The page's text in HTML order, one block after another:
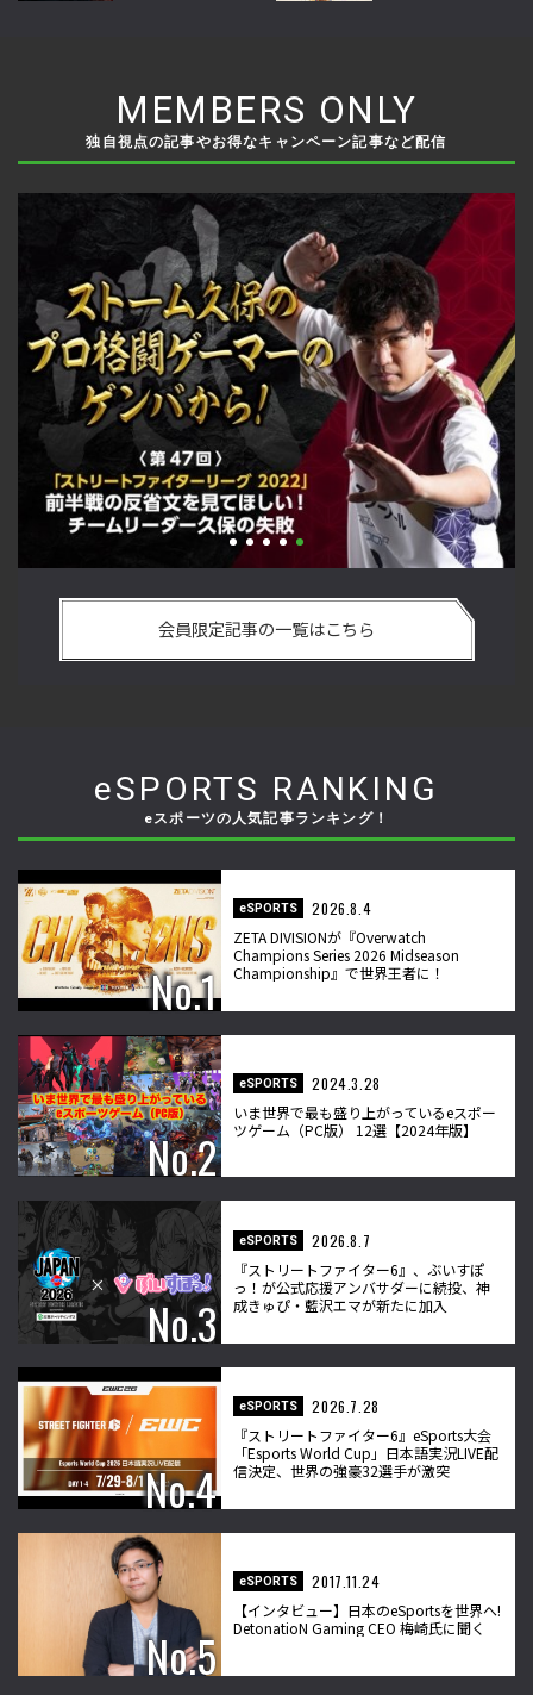
MEMBERS ONLY
独自視点の記事やお得なキャンペーン記事など配信
ほしい！ チームリーダー久保の失敗【ストーム久保のプロ格
闘ゲーマーのゲンバから！ 第47回】
会員限定記事の一覧はこちら
eSPORTS RANKING
eスポーツの人気記事ランキング！
eSPORTS
2026.8.4
ZETA DIVISIONが『Overwatch
Champions Series 2026 Midseason
Championship』で世界王者に！
eSPORTS
2024.3.28
いま世界で最も盛り上がっているeスポー
ツゲーム（PC版） 12選【2024年版】
eSPORTS
2026.8.7
『ストリートファイター6』、ぶいすぽ
っ！が公式応援アンバサダーに続投、神
成きゅぴ・藍沢エマが新たに加入
eSPORTS
2026.7.28
『ストリートファイター6』eSports大会
「Esports World Cup」日本語実況LIVE配
信決定、世界の強豪32選手が激突
eSPORTS
2017.11.24
【インタビュー】日本のeSportsを世界へ!
DetonatioN Gaming CEO 梅崎氏に聞く